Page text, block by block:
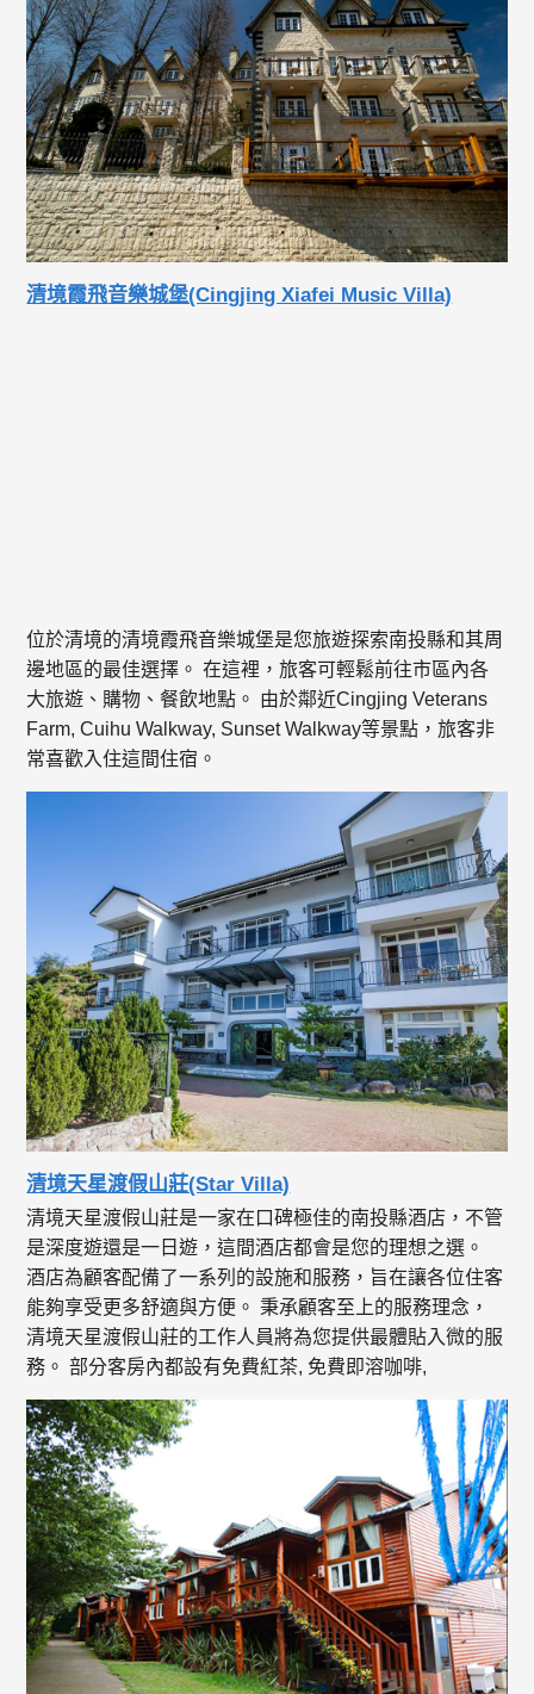
清境霞飛音樂城堡(Cingjing Xiafei Music Villa)
位於清境的清境霞飛音樂城堡是您旅遊探索南投縣和其周
邊地區的最佳選擇。 在這裡，旅客可輕鬆前往市區內各
大旅遊、購物、餐飲地點。 由於鄰近Cingjing Veterans
Farm, Cuihu Walkway, Sunset Walkway等景點，旅客非
常喜歡入住這間住宿。
清境天星渡假山莊(Star Villa)
清境天星渡假山莊是一家在口碑極佳的南投縣酒店，不管
是深度遊還是一日遊，這間酒店都會是您的理想之選。
酒店為顧客配備了一系列的設施和服務，旨在讓各位住客
能夠享受更多舒適與方便。 秉承顧客至上的服務理念，
清境天星渡假山莊的工作人員將為您提供最體貼入微的服
務。 部分客房內都設有免費紅茶, 免費即溶咖啡,